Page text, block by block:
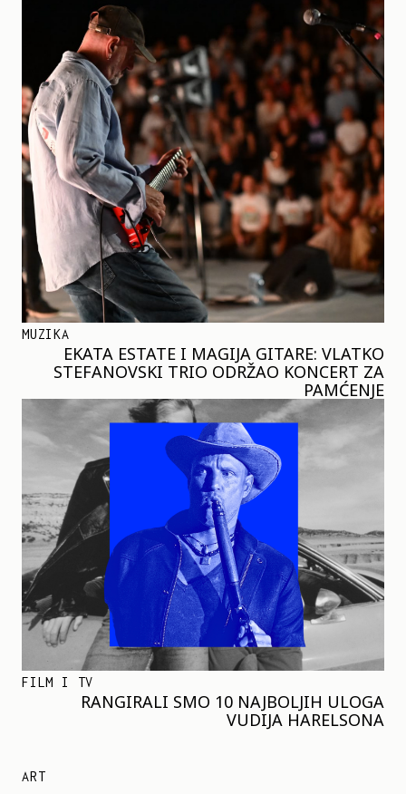
MUZIKA
EKATA ESTATE I MAGIJA GITARE: VLATKO
STEFANOVSKI TRIO ODRŽAO KONCERT ZA
PAMĆENJE
FILM I TV
RANGIRALI SMO 10 NAJBOLJIH ULOGA
VUDIJA HARELSONA
ART